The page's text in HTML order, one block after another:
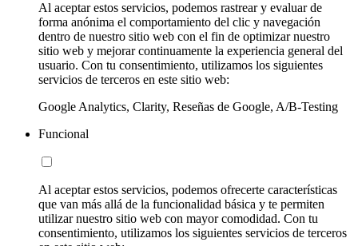
Al aceptar estos servicios, podemos rastrear y evaluar de
forma anónima el comportamiento del clic y navegación
dentro de nuestro sitio web con el fin de optimizar nuestro
sitio web y mejorar continuamente la experiencia general del
usuario. Con tu consentimiento, utilizamos los siguientes
servicios de terceros en este sitio web:
Google Analytics, Clarity, Reseñas de Google, A/B-Testing
Funcional
Al aceptar estos servicios, podemos ofrecerte características
que van más allá de la funcionalidad básica y te permiten
utilizar nuestro sitio web con mayor comodidad. Con tu
consentimiento, utilizamos los siguientes servicios de terceros